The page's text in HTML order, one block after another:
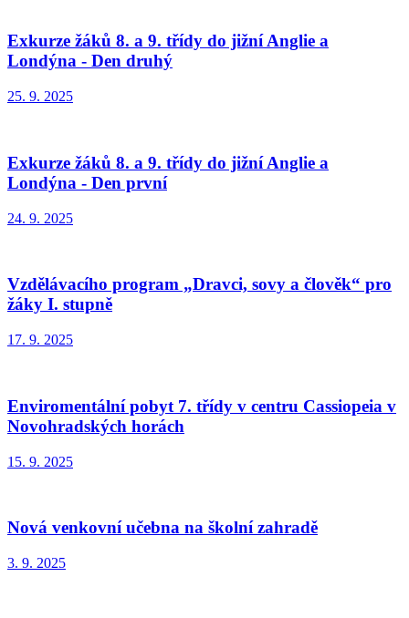
Exkurze žáků 8. a 9. třídy do jižní Anglie a
Londýna - Den druhý
25. 9. 2025
Exkurze žáků 8. a 9. třídy do jižní Anglie a
Londýna - Den první
24. 9. 2025
Vzdělávacího program „Dravci, sovy a člověk“ pro
žáky I. stupně
17. 9. 2025
Enviromentální pobyt 7. třídy v centru Cassiopeia v
Novohradských horách
15. 9. 2025
Nová venkovní učebna na školní zahradě
3. 9. 2025